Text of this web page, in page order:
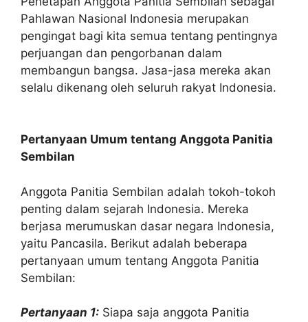
Pahlawan Nasional Indonesia merupakan
pengingat bagi kita semua tentang pentingnya
perjuangan dan pengorbanan dalam
membangun bangsa. Jasa-jasa mereka akan
selalu dikenang oleh seluruh rakyat Indonesia.
Pertanyaan Umum tentang Anggota Panitia
Sembilan
Anggota Panitia Sembilan adalah tokoh-tokoh
penting dalam sejarah Indonesia. Mereka
berjasa merumuskan dasar negara Indonesia,
yaitu Pancasila. Berikut adalah beberapa
pertanyaan umum tentang Anggota Panitia
Sembilan:
Pertanyaan 1: Siapa saja anggota Panitia